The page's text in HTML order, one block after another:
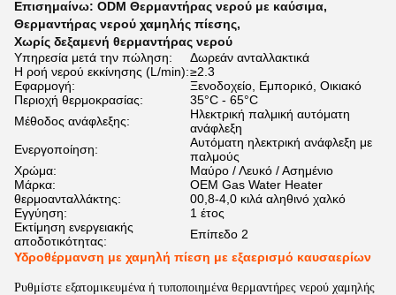
Επισημαίνω: ODM Θερμαντήρας νερού με καύσιμα,
Θερμαντήρας νερού χαμηλής πίεσης,
Χωρίς δεξαμενή θερμαντήρας νερού
Υπηρεσία μετά την πώληση:
Δωρεάν ανταλλακτικά
Η ροή νερού εκκίνησης (L/min):≥2.3
Εφαρμογή:
Ξενοδοχείο, Εμπορικό, Οικιακό
Περιοχή θερμοκρασίας:
35°C - 65°C
Μέθοδος ανάφλεξης:
Ηλεκτρική παλμική αυτόματη
ανάφλεξη
Ενεργοποίηση:
Αυτόματη ηλεκτρική ανάφλεξη με
παλμούς
Χρώμα:
Μαύρο / Λευκό / Ασημένιο
Μάρκα:
OEM Gas Water Heater
θερμοανταλλάκτης:
00,8-4,0 κιλά αληθινό χαλκό
Εγγύηση:
1 έτος
Εκτίμηση ενεργειακής
αποδοτικότητας:
Επίπεδο 2
Υδροθέρμανση με χαμηλή πίεση με εξαερισμό καυσαερίων
Ρυθμίστε εξατομικευμένα ή τυποποιημένα θερμαντήρες νερού χαμηλής